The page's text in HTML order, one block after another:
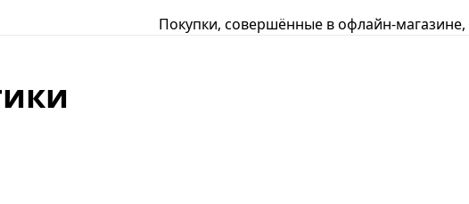
Покупки, совершённые в офлайн-